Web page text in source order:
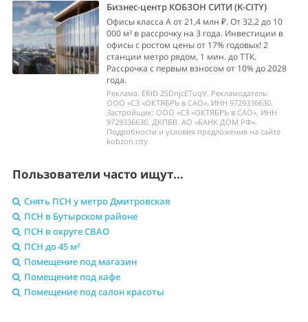
Бизнес-центр КОБЗОН СИТИ (K-CITY)
Офисы класса А от 21,4 млн ₽. От 32,2 до 10
000 м² в рассрочку на 3 года. Инвестиции в
офисы с ростом цены от 17% годовых! 2
станции метро рядом, 1 мин. до ТТК.
Рассрочка с первым взносом от 10% до 2028
года.
Реклама. ERID 2SDnjcETuqV. Рекламодатель:
ООО «СЗ «ОКТЯБРЬ в САО», ИНН 9729336630.
Застройщик: ООО «СЗ «ОКТЯБРЬ в САО», ИНН
9729336630. ДКПБВ. АО «БАНК ДОМ РФ».
Подробности и условия предложения на сайте
kobzon.city.
Пользователи часто ищут...
Снять ПСН у метро Дмитровская
ПСН в Бутырском районе
ПСН в округе СВАО
ПСН до 45 м²
Помещение под магазин
Помещение под кафе
Помещение под салон красоты